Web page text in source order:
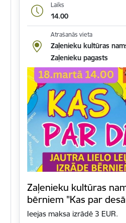
Laiks
14.00
Atrašanās vieta
Zaļenieku kultūras
Zaļenieku pagasts
Zaļenieku kultūras
bērniem "Kas par
Ieejas maksa izrādē 3 EUR.